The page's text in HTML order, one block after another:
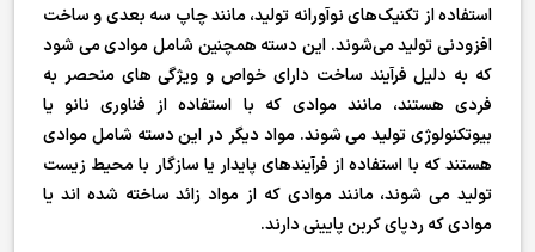
استفاده از تکنیک‌های نوآورانه تولید، مانند چاپ سه بعدی و ساخت
افزودنی تولید می‌شوند. این دسته همچنین شامل موادی می شود
که به دلیل فرآیند ساخت دارای خواص و ویژگی های منحصر به
فردی هستند، مانند موادی که با استفاده از فناوری نانو یا
بیوتکنولوژی تولید می شوند. مواد دیگر در این دسته شامل موادی
هستند که با استفاده از فرآیندهای پایدار یا سازگار با محیط زیست
تولید می شوند، مانند موادی که از مواد زائد ساخته شده اند یا
موادی که ردپای کربن پایینی دارند.